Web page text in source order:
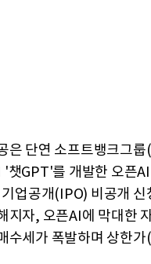
은 단연 소프트뱅크그룹
'챗GPT'를 개발한 오픈
업공개(IPO) 비공개 신
지자, 오픈AI에 막대한
수세가 폭발하며 상한